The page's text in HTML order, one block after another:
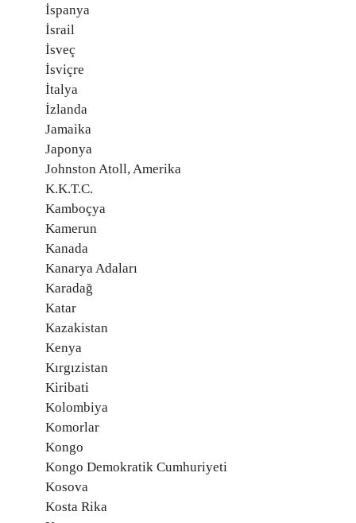
İspanya
İsrail
İsveç
İsviçre
İtalya
İzlanda
Jamaika
Japonya
Johnston Atoll, Amerika
K.K.T.C.
Kamboçya
Kamerun
Kanada
Kanarya Adaları
Karadağ
Katar
Kazakistan
Kenya
Kırgızistan
Kiribati
Kolombiya
Komorlar
Kongo
Kongo Demokratik Cumhuriyeti
Kosova
Kosta Rika